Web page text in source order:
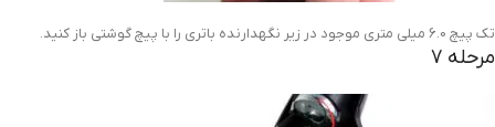
تک پیچ 6.0 میلی متری موجود در زیر نگهدارنده باتری را با پیچ گوشتی باز کنید.
مرحله 7